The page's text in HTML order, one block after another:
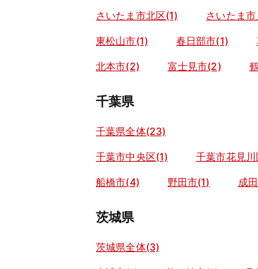
さいたま市北区(1) さいたま
東松山市(1) 春日部市(1)
北本市(2) 富士見市(2)
千葉県
千葉県全体(23)
千葉市中央区(1) 千葉市花見川
船橋市(4) 野田市(1) 成
茨城県
茨城県全体(3)